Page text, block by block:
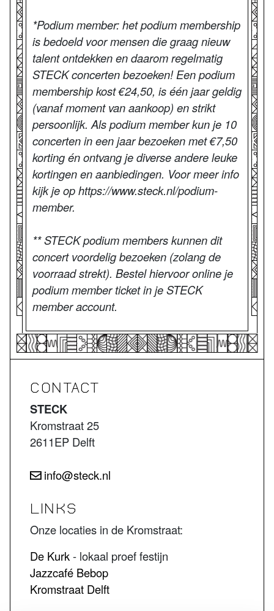
*Podium member: het podium membership
is bedoeld voor mensen die graag nieuw
talent ontdekken en daarom regelmatig
STECK concerten bezoeken! Een podium
membership kost €24,50, is één jaar geldig
(vanaf moment van aankoop) en strikt
persoonlijk. Als podium member kun je 10
concerten in een jaar bezoeken met €7,50
korting én ontvang je diverse andere leuke
kortingen en aanbiedingen. Voor meer info
kijk je op https://www.steck.nl/podium-
member.
** STECK podium members kunnen dit
concert voordelig bezoeken (zolang de
voorraad strekt). Bestel hiervoor online je
podium member ticket in je STECK
member account.
CONTACT
STECK
Kromstraat 25
2611EP Delft
info@steck.nl
LINKS
Onze locaties in de Kromstraat:
De Kurk- lokaal proef festijn
Jazzcafé Bebop
Kromstraat Delft